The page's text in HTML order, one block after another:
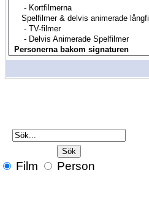
Film Person